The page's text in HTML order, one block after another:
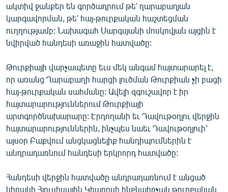
ՁԳՏԵԼՈՎ ԼԱՎԱԳՈՒՅՆԻՆ
ՓՈԴՔԱՍԹ
Հայերեն
English
Русский
ՀԵՏԵՎԵՔ ՄԵԶ
«Ազատության» բոլոր կայքերը
ակտիվ ջանքեր են գործադրում թե' ղարաբաղյան
կարգավորման, թե' հայ-թուրքական հաշտեցման
ուղղությամբ: Նախագահ Սարգսյանի մոսկովյան այցին է
նվիրված հանդեսի առաջին հատվածը:
Թուրքիայի վարչապետը եւս մեկ անգամ հայտարարել է,
որ առանց Ղարաբաղի հարցի լուծման Թուրքիան չի բացի
հայ-թուրքական սահմանը: Ավելի զգուշավոր է իր
հայտարարություններում Թուրքիայի
արտգործնախարարը: Էրդողանի եւ Դավութօղլու վերջին
հայտարարություններին, ինչպես նաեւ Դավութօղլուի՝
այսօր Բաքվում անցկացնելիք հանդիպումներին է
անդրադառնում հանդեսի երկրորդ հատվածը:
Հանդեսի վերջին հատվածը անդրադառնում է անցած
կիրակի Հյուսիսային Կիպրոսի ինքնահռչակ թուրքական